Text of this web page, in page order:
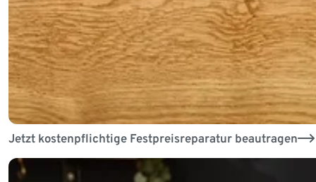
Jetzt kostenpflichtige Festpreisreparatur beautragen